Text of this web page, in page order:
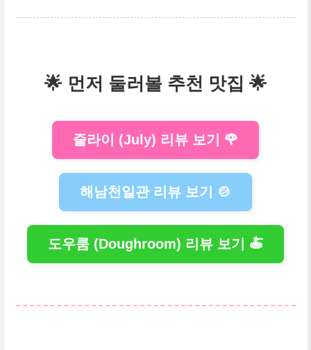
🌟 먼저 둘러볼 추천 맛집 🌟
줄라이 (July) 리뷰 보기 🌹
해남천일관 리뷰 보기 🍲
도우룸 (Doughroom) 리뷰 보기 🍝